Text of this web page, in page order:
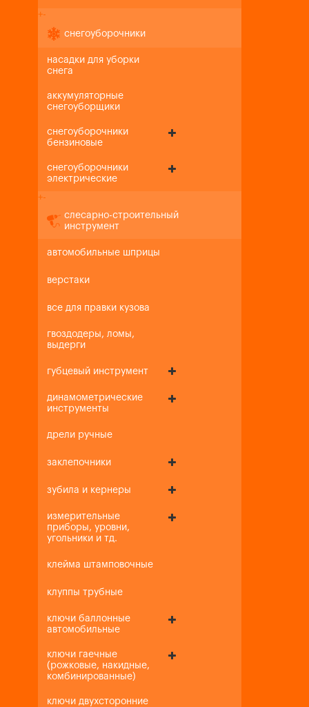
+-
снегоуборочники
насадки для уборки
снега
аккумуляторные
снегоуборщики
снегоуборочники
бензиновые
снегоуборочники
электрические
+-
слесарно-строительный
инструмент
автомобильные шприцы
верстаки
все для правки кузова
гвоздодеры, ломы,
выдерги
губцевый инструмент
динамометрические
инструменты
дрели ручные
заклепочники
зубила и кернеры
измерительные
приборы, уровни,
угольники и тд.
клейма штамповочные
клуппы трубные
ключи баллонные
автомобильные
ключи гаечные
(рожковые, накидные,
комбинированные)
ключи двухсторонние